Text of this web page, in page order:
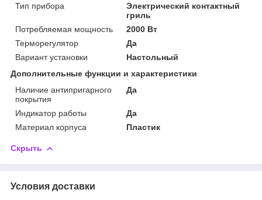
Тип прибора
Электрический контактный
гриль
Потребляемая мощность
2000 Вт
Терморегулятор
Да
Вариант установки
Настольный
Дополнительные функции и характеристики
Наличие антипригарного
покрытия
Да
Индикатор работы
Да
Материал корпуса
Пластик
Скрыть
Условия доставки